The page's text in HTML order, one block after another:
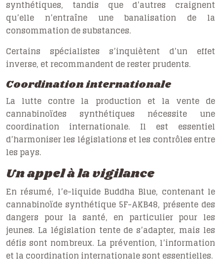
synthétiques, tandis que d’autres craignent
qu’elle n’entraîne une banalisation de la
consommation de substances.
Certains spécialistes s’inquiètent d’un effet
inverse, et recommandent de rester prudents.
Coordination internationale
La lutte contre la production et la vente de
cannabinoïdes synthétiques nécessite une
coordination internationale. Il est essentiel
d’harmoniser les législations et les contrôles entre
les pays.
Un appel à la vigilance
En résumé, l’e-liquide Buddha Blue, contenant le
cannabinoïde synthétique 5F-AKB48, présente des
dangers pour la santé, en particulier pour les
jeunes. La législation tente de s’adapter, mais les
défis sont nombreux. La prévention, l’information
et la coordination internationale sont essentielles.